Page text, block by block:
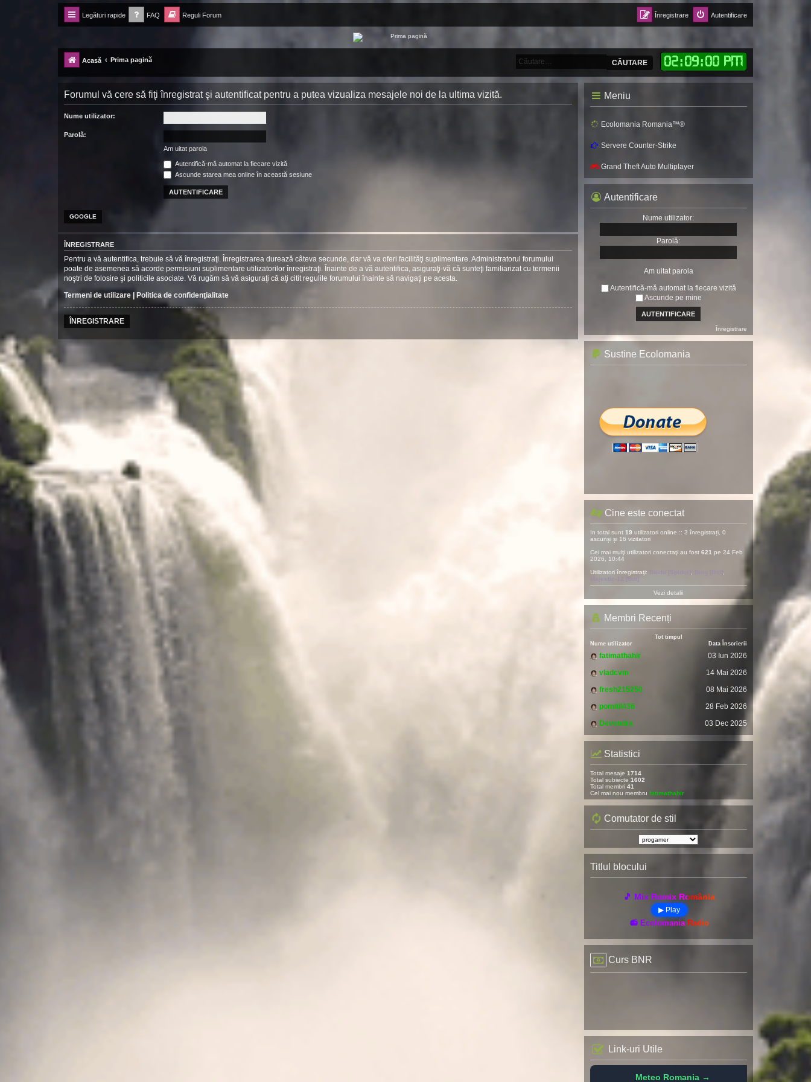
Legături rapide FAQ Reguli Forum Autentificare
Înregistrare
Forum Ecolomania™®
-= Idei pentru viitor =-
Acasă Prima pagină 02:09:02 PM
CĂUTARE
Forumul vă cere să fiţi înregistrat şi autentificat pentru a putea vizualiza mesajele noi de la ultima vizită.
Nume utilizator:
Parolă:
Am uitat parola
Autentifică-mă automat la fiecare vizită
Ascunde starea mea online în această sesiune
GOOGLE
ÎNREGISTRARE
Pentru a vă autentifica, trebuie să vă înregistraţi. Înregistrarea durează câteva secunde, dar vă va oferi facilităţi suplimentare. Administratorul forumului
poate de asemenea să acorde permisiuni suplimentare utilizatorilor înregistraţi. Înainte de a vă autentifica, asiguraţi-vă că sunteţi familiarizat cu termenii
noştri de folosire şi politicile asociate. Vă rugăm să vă asiguraţi că aţi citit regulile forumului înainte să navigaţi pe acesta.
Termeni de utilizare | Politica de confidenţialitate
ÎNREGISTRARE
Meniu
Ecolomania Romania™®
Servere Counter-Strike
Grand Theft Auto Multiplayer
Autentificare
Nume utilizator:
Parolă:
Am uitat parola
Autentifică-mă automat la fiecare vizită
Ascunde pe mine
Înregistrare
Sustine Ecolomania
Cine este conectat
In total sunt 19 utilizatori online :: 3 înregistrați, 0
ascunși și 16 vizitatori
Cei mai mulţi utilizatori conectaţi au fost 621 pe 24 Feb
2026, 10:44
Utilizatori înregistraţi:
Vezi detalii
Membri Recenți
Tot timpul
Nume utilizator
Data Înscrierii
fatimathahir
03 Iun 2026
vladcvm
14 Mai 2026
fresh215250
08 Mai 2026
pomitil436
28 Feb 2026
Devendra
03 Dec 2025
Statistici
Total mesaje 1714
Total subiecte 1602
Total membri 41
Cel mai nou membru fatimathahir
Comutator de stil
Titlul blocului
🎵 Mix Remix România
▶ Play
📻 Ecolomania Radio
Curs BNR
Link-uri Utile
Meteo Romania →